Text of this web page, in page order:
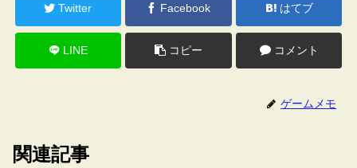
Twitter Facebook はてブ
LINE コピー コメント
ゲームメモ
関連記事